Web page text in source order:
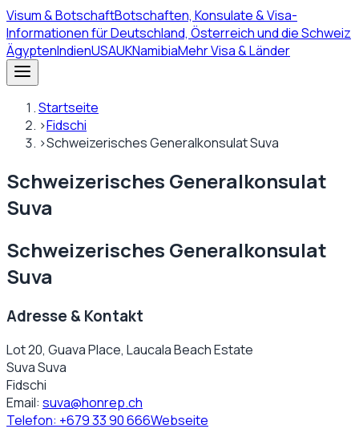
Visum& BotschaftBotschaften, Konsulate & Visa-
Informationen für Deutschland, Österreich und die Schweiz
ÄgyptenIndienUSAUKNamibiaMehr Visa & Länder
Startseite
›Fidschi
›Schweizerisches Generalkonsulat Suva
Schweizerisches Generalkonsulat
Suva
Schweizerisches Generalkonsulat
Suva
Adresse & Kontakt
Lot 20, Guava Place, Laucala Beach Estate
Suva Suva
Fidschi
Email: suva@honrep.ch
Telefon: +679 33 90 666Webseite